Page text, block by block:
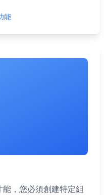
能
，您必須創建特定組